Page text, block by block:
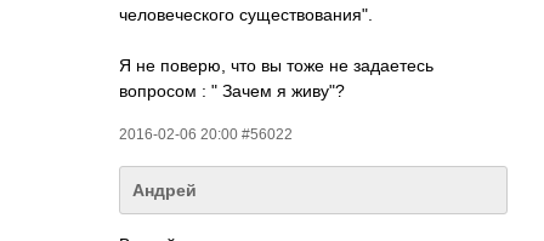
человеческого существования".
Я не поверю, что вы тоже не задаетесь
вопросом : " Зачем я живу"?
2016-02-06 20:00 #56022
Андрей